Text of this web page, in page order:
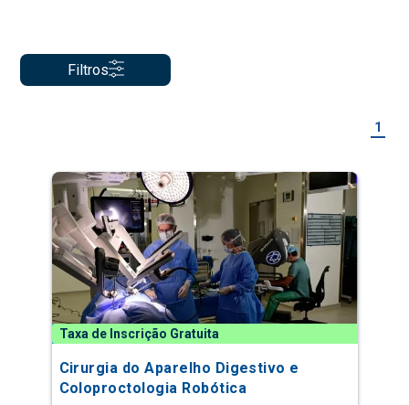
Filtros
1
Taxa de Inscrição Gratuita
Cirurgia do Aparelho Digestivo e
Coloproctologia Robótica